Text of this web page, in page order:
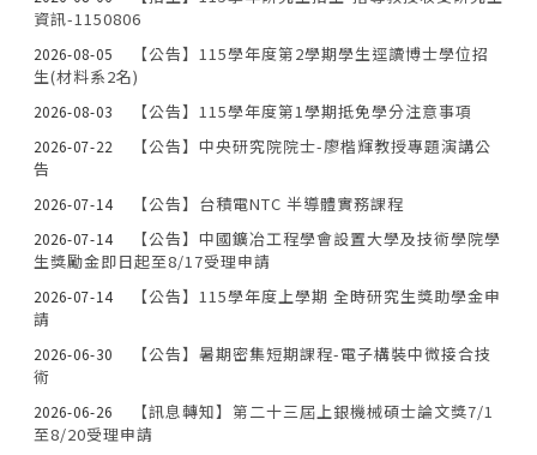
資訊-1150806
2026-08-05
【公告】115學年度第2學期學生逕讀博士學位招
生(材料系2名)
2026-08-03 【公告】115學年度第1學期抵免學分注意事項
2026-07-22
【公告】中央研究院院士-廖楷輝教授專題演講公
告
2026-07-14 【公告】台積電NTC 半導體實務課程
2026-07-14
【公告】中國鑛冶工程學會設置大學及技術學院學
生獎勵金即日起至8/17受理申請
2026-07-14
【公告】115學年度上學期 全時研究生獎助學金申
請
2026-06-30
【公告】暑期密集短期課程-電子構裝中微接合技
術
2026-06-26
【訊息轉知】第二十三屆上銀機械碩士論文獎7/1
至8/20受理申請